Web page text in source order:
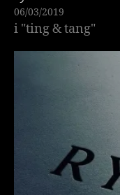
Bryggeri i…
06/03/2019
i "ting & tang"